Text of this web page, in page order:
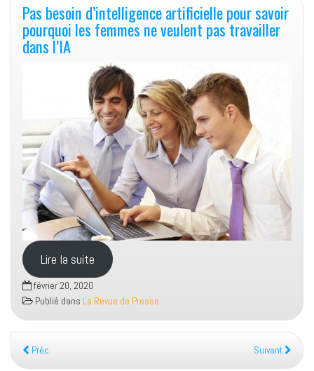
Pas besoin d’intelligence artificielle pour savoir
pourquoi les femmes ne veulent pas travailler
dans l’IA
Lire la suite
février 20, 2020
Publié dans La Revue de Presse
Préc. Suivant